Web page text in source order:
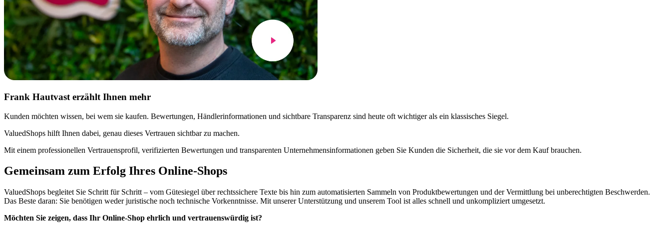
Frank Hautvast erzählt Ihnen mehr
Kunden möchten wissen, bei wem sie kaufen. Bewertungen, Händlerinformationen und sichtbare Transparenz sind heute oft wichtiger als ein klassisches Siegel.
ValuedShops hilft Ihnen dabei, genau dieses Vertrauen sichtbar zu machen.
Mit einem professionellen Vertrauensprofil, verifizierten Bewertungen und transparenten Unternehmensinformationen geben Sie Kunden die Sicherheit, die sie vor dem Kauf brauchen.
Gemeinsam zum Erfolg Ihres Online-Shops
ValuedShops begleitet Sie Schritt für Schritt – vom Gütesiegel über rechtssichere Texte bis hin zum automatisierten Sammeln von Produktbewertungen und der Vermittlung bei unberechtigten Beschwerden.
Das Beste daran: Sie benötigen weder juristische noch technische Vorkenntnisse. Mit unserer Unterstützung und unserem Tool ist alles schnell und unkompliziert umgesetzt.
Möchten Sie zeigen, dass Ihr Online-Shop ehrlich und vertrauenswürdig ist?